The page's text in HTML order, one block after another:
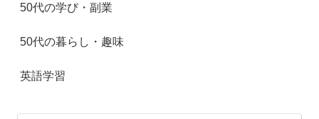
50代の学び・副業
50代の暮らし・趣味
英語学習